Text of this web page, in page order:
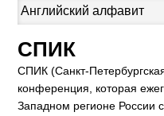
СПИК
СПИК (Санкт-
конференция, которая
Западном регионе России